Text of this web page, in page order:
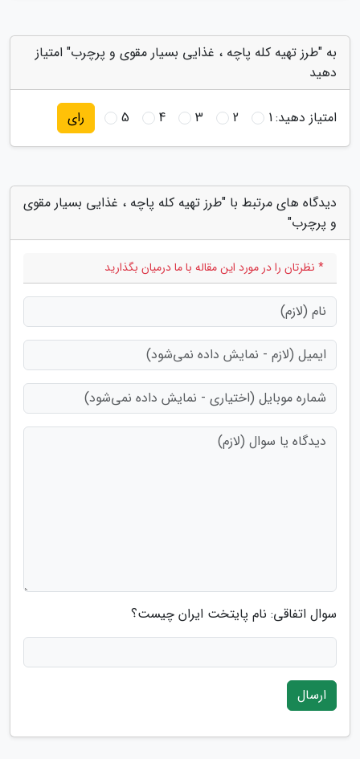
به "طرز تهیه کله پاچه ، غذایی بسیار مقوی و پرچرب" امتیاز
دهید
امتیاز دهید:1
2
3
4
5 رای
دیدگاه های مرتبط با "طرز تهیه کله پاچه ، غذایی بسیار مقوی
و پرچرب"
* نظرتان را در مورد این مقاله با ما درمیان بگذارید
سوال اتفاقی: نام پایتخت ایران چیست؟
ارسال